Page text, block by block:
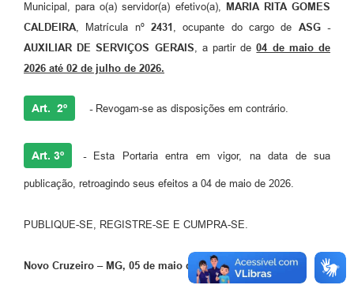
Municipal, para o(a) servidor(a) efetivo(a), MARIA RITA GOMES
CALDEIRA, Matrícula nº2431 , ocupante do cargo de ASG -
AUXILIAR DE SERVIÇOS GERAIS, a partir de04 de maio de
2026 até 02 de julho de 2026.
Art. 2º - Revogam-se as disposições em contrário.
Art. 3º - Esta Portaria entra em vigor, na data de sua
publicação, retroagindo seus efeitos a 04 de maio de 2026.
PUBLIQUE-SE, REGISTRE-SE E CUMPRA-SE.
Novo Cruzeiro – MG, 05 de maio de 2026.